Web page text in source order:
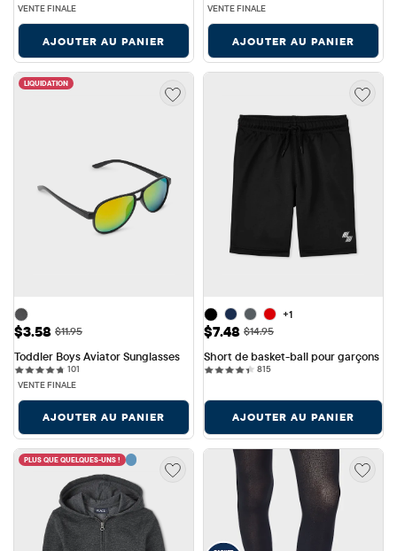
VENTE FINALE
AJOUTER AU PANIER
VENTE FINALE
AJOUTER AU PANIER
LIQUIDATION
Prix ​​de vente: $3.58
$3.58 Prix ​​d'origine: $11.95
$11.95
Toddler Boys Aviator Sunglasses
101
VENTE FINALE
AJOUTER AU PANIER
+1
Prix ​​de vente: $7.48
$7.48 Prix ​​d'origine: $14.95
$14.95
Short de basket-ball pour garçons
815815 reviews
AJOUTER AU PANIER
PLUS QUE QUELQUES-UNS !